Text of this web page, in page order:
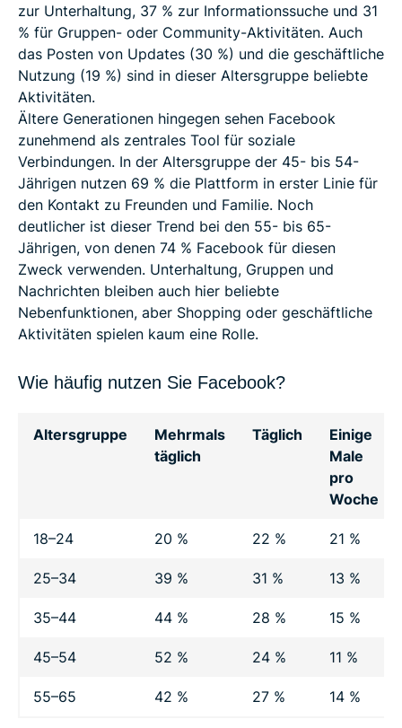
zur Unterhaltung, 37 % zur Informationssuche und 31
% für Gruppen- oder Community-Aktivitäten. Auch
das Posten von Updates (30 %) und die geschäftliche
Nutzung (19 %) sind in dieser Altersgruppe beliebte
Aktivitäten.
Ältere Generationen hingegen sehen Facebook
zunehmend als zentrales Tool für soziale
Verbindungen. In der Altersgruppe der 45- bis 54-
Jährigen nutzen 69 % die Plattform in erster Linie für
den Kontakt zu Freunden und Familie. Noch
deutlicher ist dieser Trend bei den 55- bis 65-
Jährigen, von denen 74 % Facebook für diesen
Zweck verwenden. Unterhaltung, Gruppen und
Nachrichten bleiben auch hier beliebte
Nebenfunktionen, aber Shopping oder geschäftliche
Aktivitäten spielen kaum eine Rolle.
Wie häufig nutzen Sie Facebook?
Altersgruppe
Mehrmals
täglich
Täglich
Einige
Male
pro
Woche
18–24 20 % 22 % 21 %
25–34 39 % 31 % 13 %
35–44 44 % 28 % 15 %
45–54 52 % 24 % 11 %
55–65 42 % 27 % 14 %